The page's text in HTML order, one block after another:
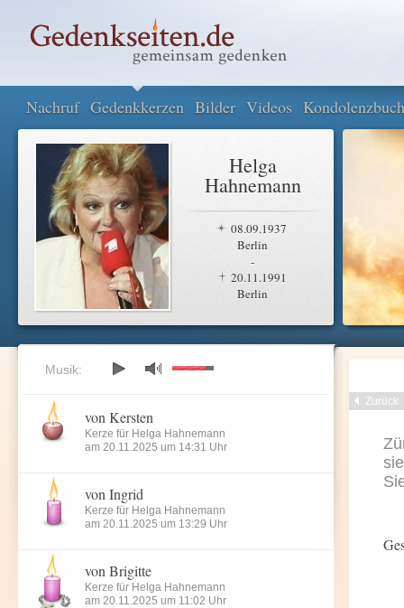
Nachruf Gedenkkerzen Bilder Videos Kondolenzbuch
Helga
Hahnemann
08.09.1937
Berlin
-
20.11.1991
Berlin
Zurück
Musik:
von Kersten
Kerze für Helga Hahnemann
am 20.11.2025 um 14:31 Uhr
von Ingrid
Kerze für Helga Hahnemann
am 20.11.2025 um 13:29 Uhr
von Brigitte
Kerze für Helga Hahnemann
am 20.11.2025 um 11:02 Uhr